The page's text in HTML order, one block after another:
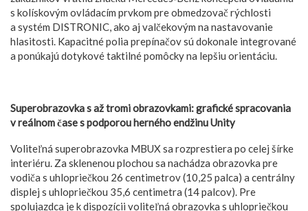
s kolískovým ovládacím prvkom pre obmedzovač rýchlosti
a systém DISTRONIC, ako aj valčekovým na nastavovanie
hlasitosti. Kapacitné polia prepínačov sú dokonale integrované
a ponúkajú dotykové taktilné pomôcky na lepšiu orientáciu.
Superobrazovka s až tromi obrazovkami: grafické spracovania
v reálnom čase s podporou herného endžinu Unity
Voliteľná superobrazovka MBUX sa rozprestiera po celej šírke
interiéru. Za sklenenou plochou sa nachádza obrazovka pre
vodiča s uhlopriečkou 26 centimetrov (10,25 palca) a centrálny
displej s uhlopriečkou 35,6 centimetra (14 palcov). Pre
spolujazdca je k dispozícii voliteľná obrazovka s uhlopriečkou